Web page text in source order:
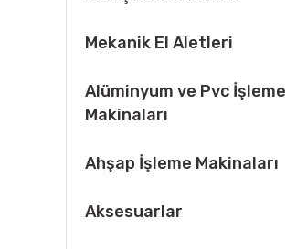
Mekanik El Aletleri
Alüminyum ve Pvc İşleme
Makinaları
Ahşap İşleme Makinaları
Aksesuarlar